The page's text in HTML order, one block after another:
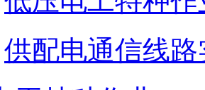
供配电通信线